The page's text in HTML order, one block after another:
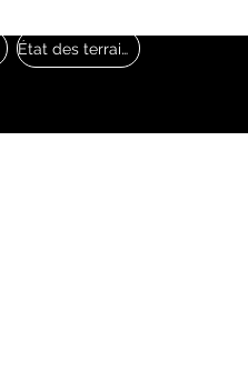
État des terrains